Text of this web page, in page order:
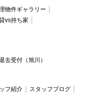
物件ギャラリー
vs持ち家
去受付（旭川）
フ紹介
スタッフブログ